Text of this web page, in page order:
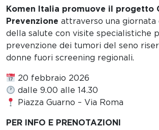
Komen Italia promuove il progetto
Prevenzione attraverso una
della salute con visite specialistiche
prevenzione dei tumori del seno
donne fuori screening regionali.
20 febbraio 2026
dalle 9.00 alle 14.30
Piazza Guarno – Via Roma
PER INFO E PRENOTAZIONI